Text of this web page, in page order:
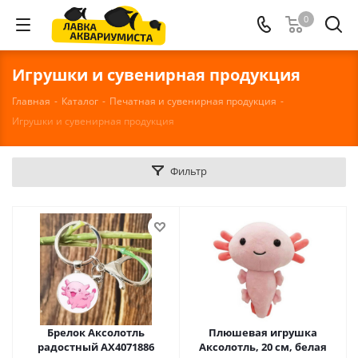
0
Игрушки и сувенирная продукция
Главная - Каталог - Печатная и сувенирная продукция -
Игрушки и сувенирная продукция
Фильтр
Брелок Аксолотль
радостный AX4071886
Плюшевая игрушка
Аксолотль, 20 см, белая